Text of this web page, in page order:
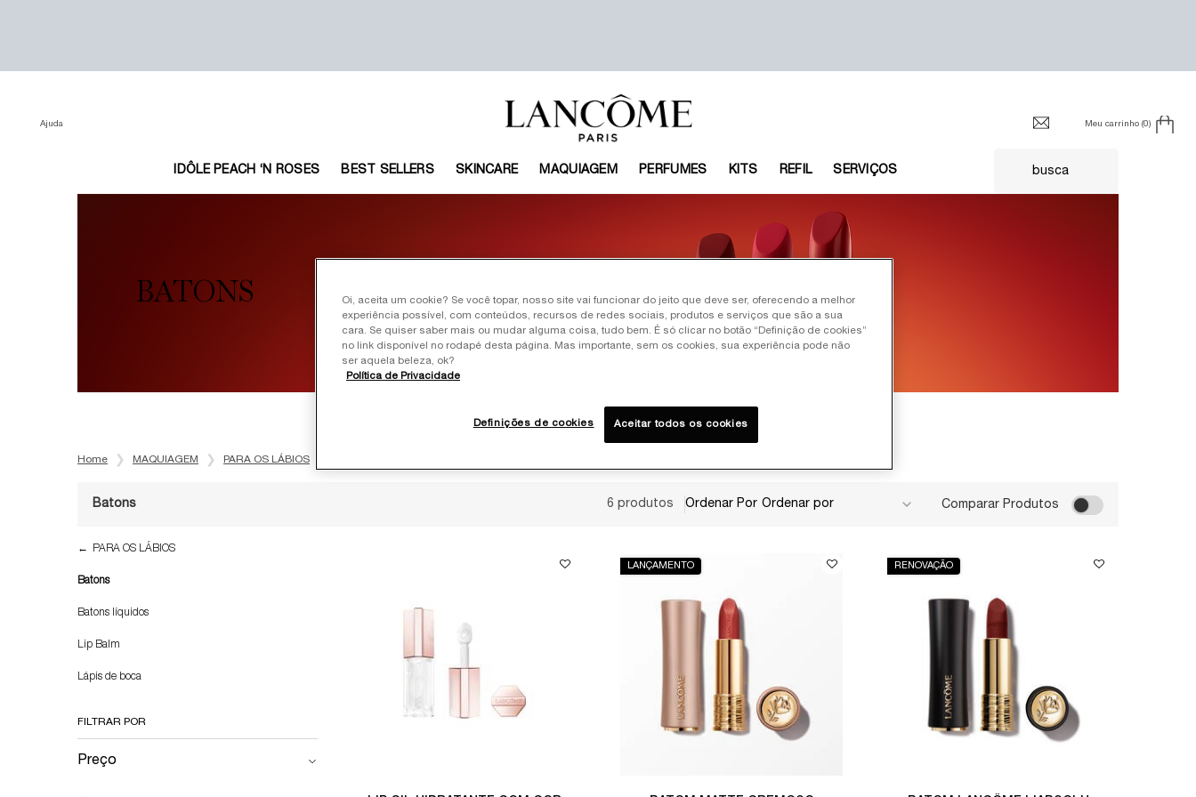
Ajuda Meu carrinho 0
0 product in cart
IDÔLE PEACH ‘N ROSES BEST SELLERS SKINCARE MAQUIAGEM PERFUMES KITS REFIL SERVIÇOS busca
BATONS
Home MAQUIAGEM PARA OS LÁBIOS
Batons 6 produtos Ordenar Por Comparar Produtos
Refinements menu
PARA OS LÁBIOS
Batons
Batons líquidos
Lip Balm
Lápis de boca
FILTRAR POR
Preço
LANÇAMENTO RENOVAÇÃO
Oi, aceita um cookie? Se você topar, nosso site vai funcionar do jeito que deve ser, oferecendo a melhor
experiência possível, com conteúdos, recursos de redes sociais, produtos e serviços que são a sua
cara. Se quiser saber mais ou mudar alguma coisa, tudo bem. É só clicar no botão “Definição de cookies”
no link disponível no rodapé desta página. Mas importante, sem os cookies, sua experiência pode não
ser aquela beleza, ok?
Política de Privacidade
Definições de cookies Aceitar todos os cookies